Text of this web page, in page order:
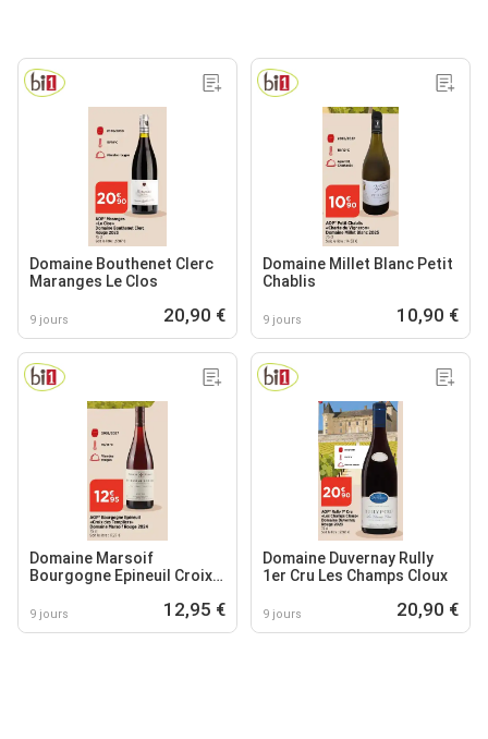
Domaine Bouthenet Clerc
Maranges Le Clos
9 jours 20,90 €
Domaine Millet Blanc Petit
Chablis
9 jours 10,90 €
Domaine Marsoif
Bourgogne Epineuil Croix
9 jours 12,95 €
Domaine Duvernay Rully
1er Cru Les Champs Cloux
9 jours 20,90 €